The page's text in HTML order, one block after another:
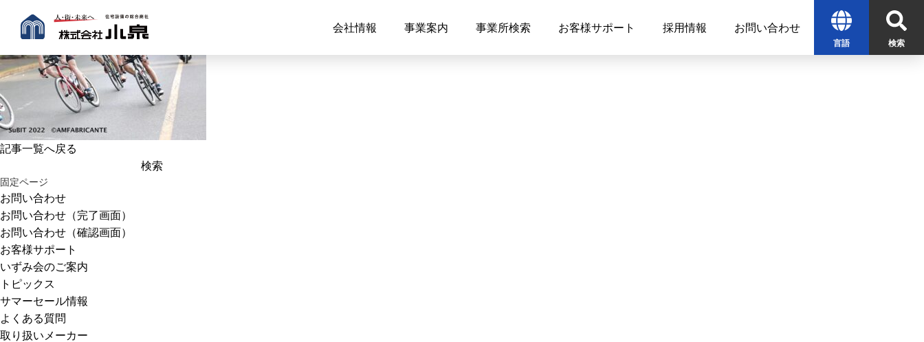
会社情報 事業案内 事業所検索 お客様サポート 採用情報 お問い合わせ
言語 検索
記事一覧へ戻る
索:
固定ページ
お問い合わせ
お問い合わせ（完了画面）
お問い合わせ（確認画面）
お客様サポート
いずみ会のご案内
トピックス
サマーセール情報
よくある質問
取り扱いメーカー